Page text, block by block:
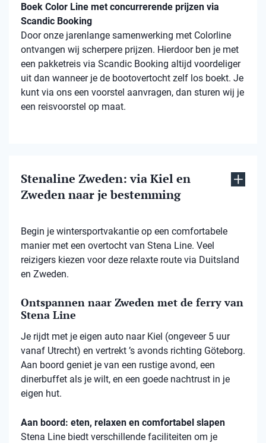
Boek Color Line met concurrerende prijzen via
Scandic Booking
Door onze jarenlange samenwerking met Colorline
ontvangen wij scherpere prijzen. Hierdoor ben je met
een pakketreis via Scandic Booking altijd voordeliger
uit dan wanneer je de bootovertocht zelf los boekt. Je
kunt via ons een voorstel aanvragen, dan sturen wij je
een reisvoorstel op maat.
Stenaline Zweden: via Kiel en
Zweden naar je bestemming
Begin je wintersportvakantie op een comfortabele
manier met een overtocht van Stena Line. Veel
reizigers kiezen voor deze relaxte route via Duitsland
en Zweden.
Ontspannen naar Zweden met de ferry van
Stena Line
Je rijdt met je eigen auto naar Kiel (ongeveer 5 uur
vanaf Utrecht) en vertrekt ’s avonds richting Göteborg.
Aan boord geniet je van een rustige avond, een
dinerbuffet als je wilt, en een goede nachtrust in je
eigen hut.
Aan boord: eten, relaxen en comfortabel slapen
Stena Line biedt verschillende faciliteiten om je